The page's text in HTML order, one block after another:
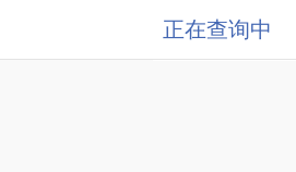
正在查询中